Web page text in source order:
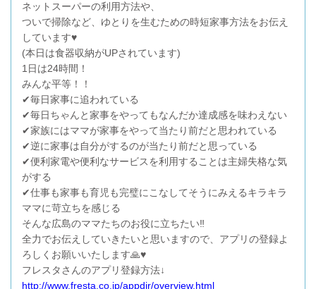
ネットスーパーの利用方法や、
ついで掃除など、ゆとりを生むための時短家事方法をお伝え
しています♥️
(本日は食器収納がUPされています)
1日は24時間！
みんな平等！！
✔︎毎日家事に追われている
✔︎毎日ちゃんと家事をやってもなんだか達成感を味わえない
✔︎家族にはママが家事をやって当たり前だと思われている
✔︎逆に家事は自分がするのが当たり前だと思っている
✔︎便利家電や便利なサービスを利用することは主婦失格な気
がする
✔︎仕事も家事も育児も完璧にこなしてそうにみえるキラキラ
ママに苛立ちを感じる
そんな広島のママたちのお役に立ちたい‼️
全力でお伝えしていきたいと思いますので、アプリの登録よ
ろしくお願いいたします🙏♥️
フレスタさんのアプリ登録方法↓
http://www.fresta.co.jp/appdir/overview.html